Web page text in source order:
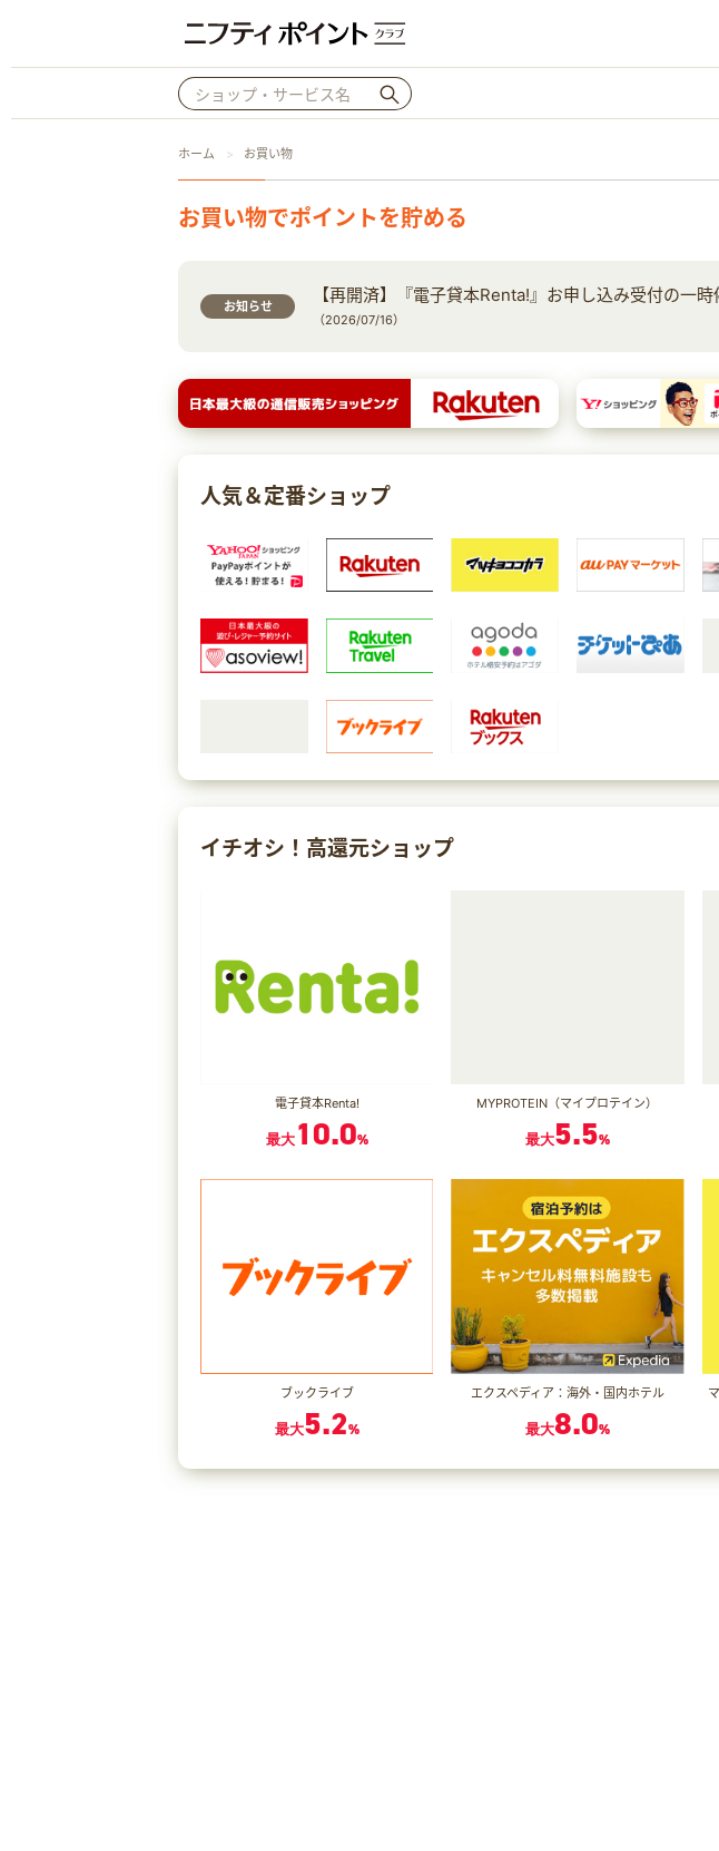
ポイント
ホーム お買い物
お買い物でポイントを貯める
お知らせ
【再開済】『電子貸本Renta!』お申し込み受付の一
（2026/07/16）
人気＆定番ショップ
イチオシ！高還元ショップ
電子貸本Renta!
最大10.0%
MYPROTEIN（マイプロテイン）
最大5.5%
ブックライブ
最大5.2%
エクスペディア：海外・国内ホテル
最大8.0%